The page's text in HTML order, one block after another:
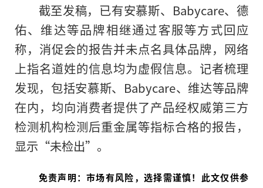
截至发稿，已有安慕斯、Babycare、德
佑、维达等品牌相继通过客服等方式回应
称，消促会的报告并未点名具体品牌，网络
上指名道姓的信息均为虚假信息。记者梳理
发现，包括安慕斯、Babycare、维达等品牌
在内，均向消费者提供了产品经权威第三方
检测机构检测后重金属等指标合格的报告，
显示“未检出”。
免责声明：市场有风险，选择需谨慎！此文仅供参